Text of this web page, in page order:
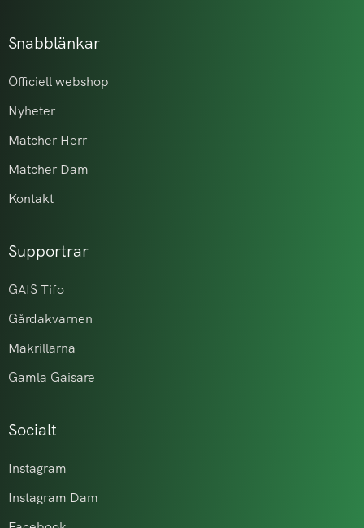
Snabblänkar
Officiell webshop
Nyheter
Matcher Herr
Matcher Dam
Kontakt
Supportrar
GAIS Tifo
Gårdakvarnen
Makrillarna
Gamla Gaisare
Socialt
Instagram
Instagram Dam